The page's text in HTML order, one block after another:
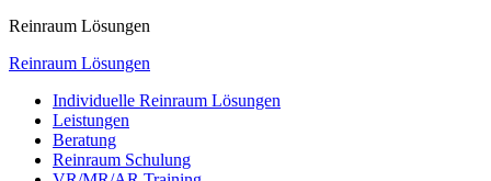
Reinraum Lösungen
Reinraum Lösungen
Individuelle Reinraum Lösungen
Leistungen
Beratung
Reinraum Schulung